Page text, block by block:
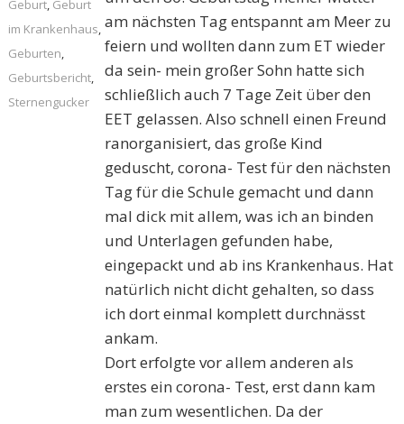
am nächsten Tag entspannt am Meer zu
feiern und wollten dann zum ET wieder
da sein- mein großer Sohn hatte sich
schließlich auch 7 Tage Zeit über den
EET gelassen. Also schnell einen Freund
ranorganisiert, das große Kind
geduscht, corona- Test für den nächsten
Tag für die Schule gemacht und dann
mal dick mit allem, was ich an binden
und Unterlagen gefunden habe,
eingepackt und ab ins Krankenhaus. Hat
natürlich nicht dicht gehalten, so dass
ich dort einmal komplett durchnässt
ankam.
Dort erfolgte vor allem anderen als
erstes ein corona- Test, erst dann kam
man zum wesentlichen. Da der
Geburt, Geburt
im Krankenhaus,
Geburten,
Geburtsbericht,
Sternengucker